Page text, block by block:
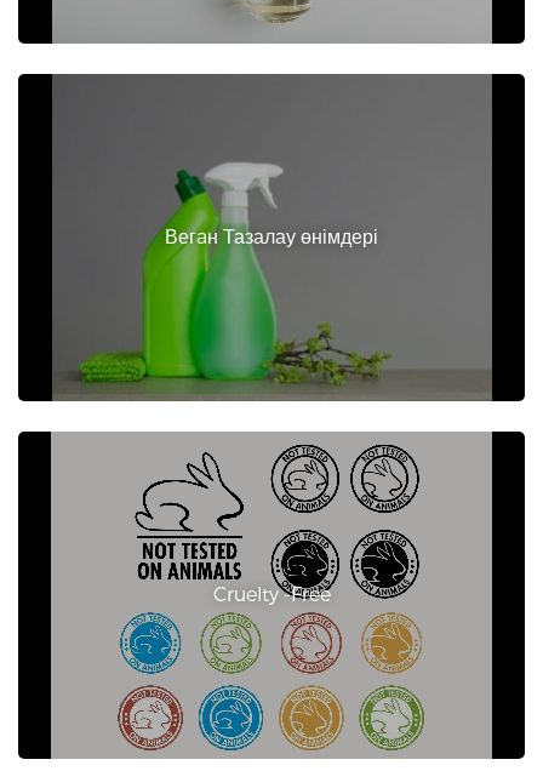
Вегaн Тазалау өнімдері
Cruelty -Free